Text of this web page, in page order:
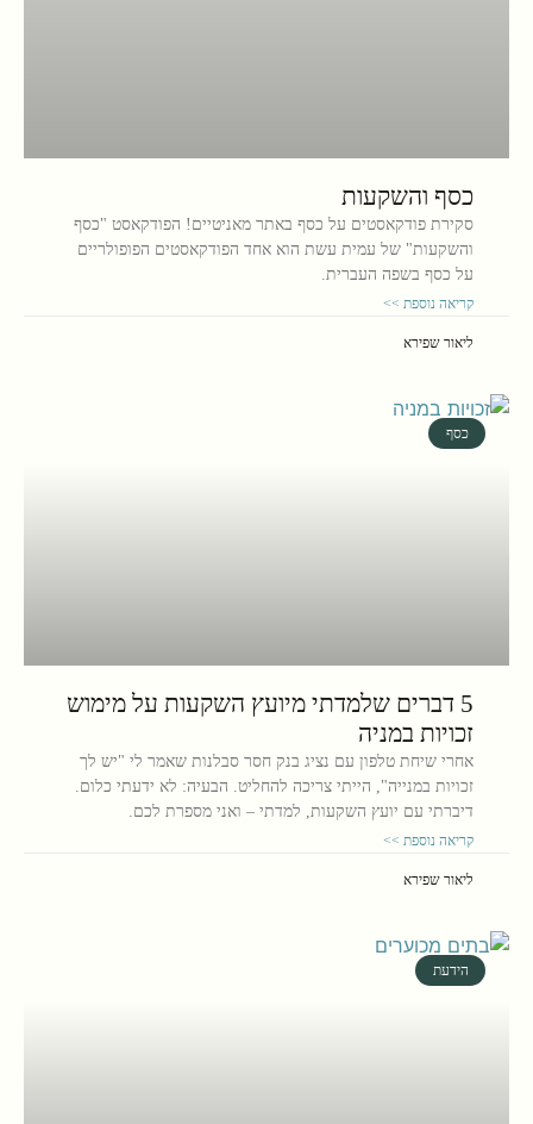
כסף והשקעות
סקירת פודקאסטים על כסף באתר מאניטיים! הפודקאסט "כסף
והשקעות" של עמית עשת הוא אחד הפודקאסטים הפופולריים
על כסף בשפה העברית.
קריאה נוספת >>
ליאור שפירא
כסף
5 דברים שלמדתי מיועץ השקעות על מימוש
זכויות במניה
אחרי שיחת טלפון עם נציג בנק חסר סבלנות שאמר לי "יש לך
זכויות במנייה", הייתי צריכה להחליט. הבעיה: לא ידעתי כלום.
דיברתי עם יועץ השקעות, למדתי – ואני מספרת לכם.
קריאה נוספת >>
ליאור שפירא
הידעת